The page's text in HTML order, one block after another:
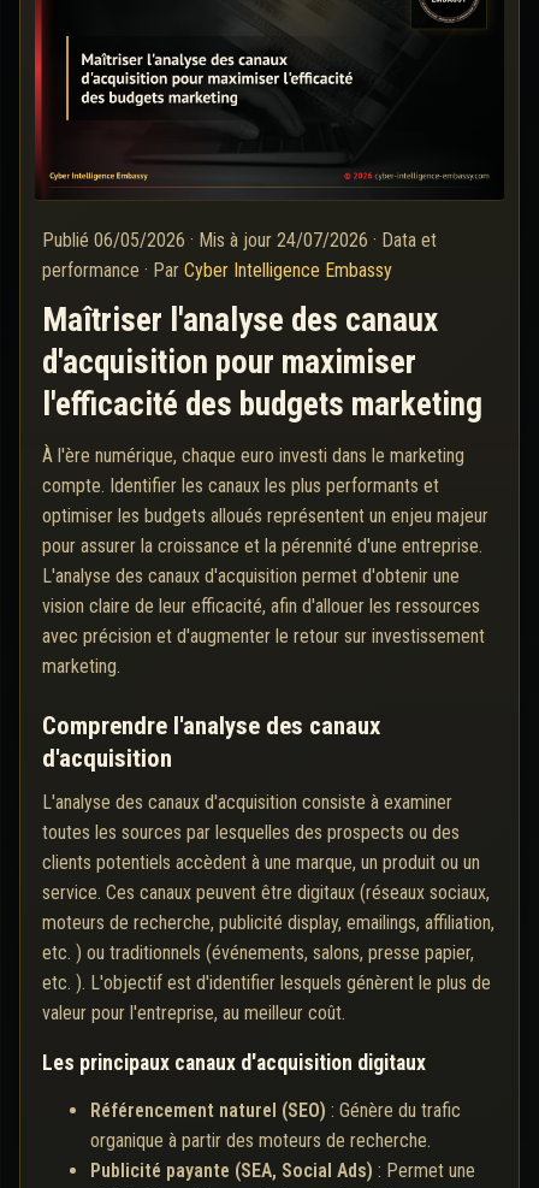
Publié 06/05/2026 · Mis à jour 24/07/2026 · Data et
performance · Par Cyber Intelligence Embassy
Maîtriser l'analyse des canaux
d'acquisition pour maximiser
l'efficacité des budgets marketing
À l'ère numérique, chaque euro investi dans le marketing
compte. Identifier les canaux les plus performants et
optimiser les budgets alloués représentent un enjeu majeur
pour assurer la croissance et la pérennité d'une entreprise.
L'analyse des canaux d'acquisition permet d'obtenir une
vision claire de leur efficacité, afin d'allouer les ressources
avec précision et d'augmenter le retour sur investissement
marketing.
Comprendre l'analyse des canaux
d'acquisition
L'analyse des canaux d'acquisition consiste à examiner
toutes les sources par lesquelles des prospects ou des
clients potentiels accèdent à une marque, un produit ou un
service. Ces canaux peuvent être digitaux (réseaux sociaux,
moteurs de recherche, publicité display, emailings, affiliation,
etc. ) ou traditionnels (événements, salons, presse papier,
etc. ). L'objectif est d'identifier lesquels génèrent le plus de
valeur pour l'entreprise, au meilleur coût.
Les principaux canaux d'acquisition digitaux
Référencement naturel (SEO) : Génère du trafic
organique à partir des moteurs de recherche.
Publicité payante (SEA, Social Ads) : Permet une